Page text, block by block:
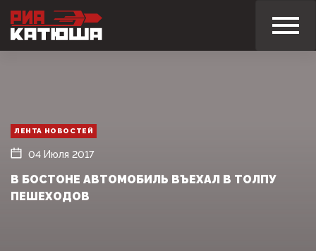
ЛЕНТА НОВОСТЕЙ
04 Июля 2017
В БОСТОНЕ АВТОМОБИЛЬ ВЪЕХАЛ В ТОЛПУ
ПЕШЕХОДОВ‍